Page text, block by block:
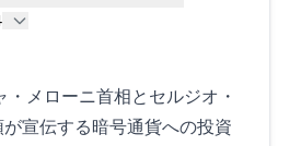
・メローニ首相とセルジオ・
宣伝する暗号通貨への投資